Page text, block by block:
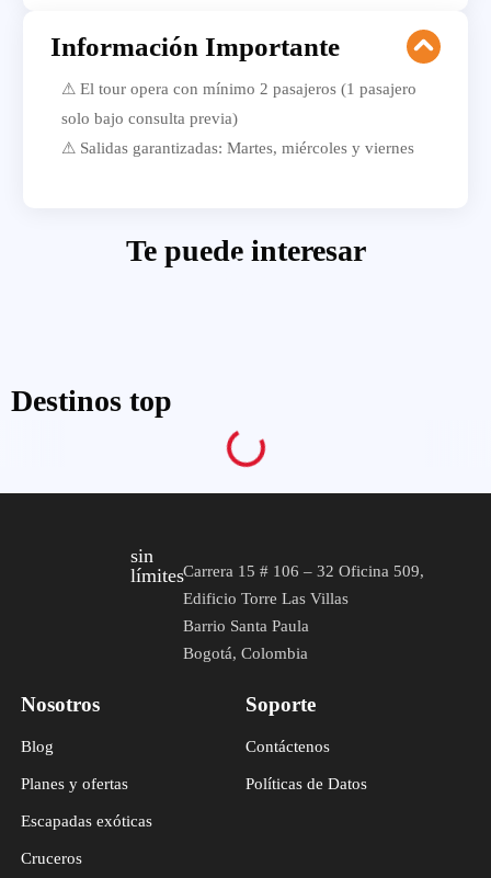
Información Importante
⚠ El tour opera con mínimo 2 pasajeros (1 pasajero
solo bajo consulta previa)
⚠ Salidas garantizadas: Martes, miércoles y viernes
Te puede interesar
Destinos top
sin
límitesCarrera 15 # 106 – 32 Oficina 509,
Edificio Torre Las Villas
Barrio Santa Paula
Bogotá, Colombia
Nosotros
Blog
Planes y ofertas
Escapadas exóticas
Cruceros
Soporte
Contáctenos
Políticas de Datos